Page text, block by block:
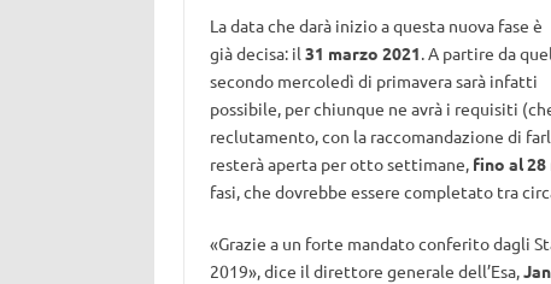
La data che darà inizio a questa nuova fase è
già decisa: il 31 marzo 2021. A partire da quel
secondo mercoledì di primavera sarà infatti
possibile, per chiunque ne avrà i requisiti
reclutamento, con la raccomandazione di
resterà aperta per otto settimane, fino al 28
fasi, che dovrebbe essere completato tra
«Grazie a un forte mandato conferito dagli
2019», dice il direttore generale dell’Esa,